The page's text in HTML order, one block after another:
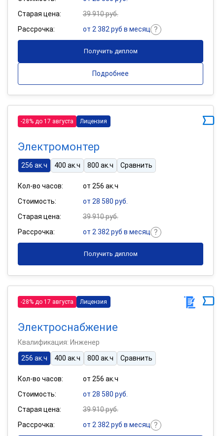
Старая цена:
39 910 руб.
Рассрочка:
от 2 382 руб в месяц
Получить диплом
Подробнее
-28% до 17 августа Лицензия
Электромонтер
256 ак.ч 400 ак.ч 800 ак.ч Сравнить
Кол-во часов:
от 256 ак.ч
Стоимость:
от 28 580 руб.
Старая цена:
39 910 руб.
Рассрочка:
от 2 382 руб в месяц
Получить диплом
-28% до 17 августа Лицензия
Электроснабжение
Квалификация: Инженер
256 ак.ч
400 ак.ч 800 ак.ч Сравнить
Кол-во часов:
от 256 ак.ч
Стоимость:
от 28 580 руб.
Старая цена:
39 910 руб.
Рассрочка:
от 2 382 руб в месяц